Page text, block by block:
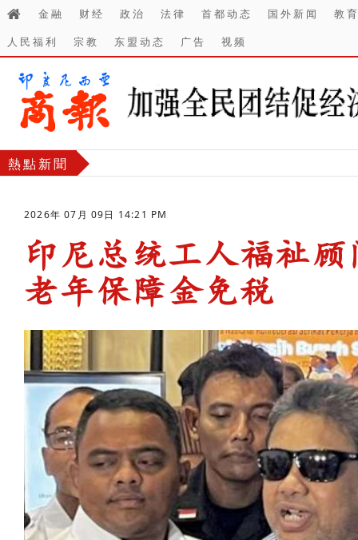
金融 财经 政治 法律 首都动态 国外新闻
教
人民福利
宗教 东盟动态 广告 视频
熱點新聞
2026年 07月 09日 14:21 PM
印尼总统工人福祉
老年保障金免税